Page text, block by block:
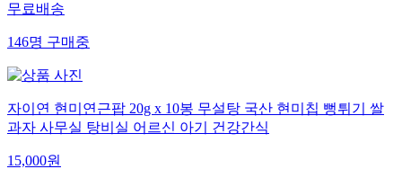
무료배송
146명 구매중
자이연 현미연근팝 20g x 10봉 무설탕 국산 현미칩 뻥튀기 쌀
과자 사무실 탕비실 어르신 아기 건강간식
15,000원